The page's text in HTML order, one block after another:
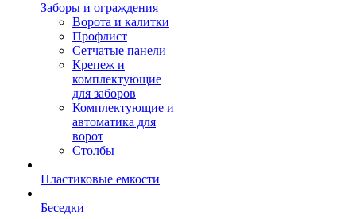
Заборы и ограждения
Ворота и калитки
Профлист
Сетчатые панели
Крепеж и
комплектующие
для заборов
Комплектующие и
автоматика для
ворот
Столбы
Пластиковые емкости
Беседки